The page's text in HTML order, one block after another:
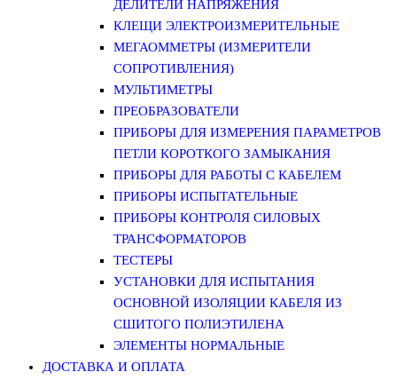
ДЕЛИТЕЛИ НАПРЯЖЕНИЯ
КЛЕЩИ ЭЛЕКТРОИЗМЕРИТЕЛЬНЫЕ
МЕГАОММЕТРЫ (ИЗМЕРИТЕЛИ
СОПРОТИВЛЕНИЯ)
МУЛЬТИМЕТРЫ
ПРЕОБРАЗОВАТЕЛИ
ПРИБОРЫ ДЛЯ ИЗМЕРЕНИЯ ПАРАМЕТРОВ
ПЕТЛИ КОРОТКОГО ЗАМЫКАНИЯ
ПРИБОРЫ ДЛЯ РАБОТЫ С КАБЕЛЕМ
ПРИБОРЫ ИСПЫТАТЕЛЬНЫЕ
ПРИБОРЫ КОНТРОЛЯ СИЛОВЫХ
ТРАНСФОРМАТОРОВ
ТЕСТЕРЫ
УСТАНОВКИ ДЛЯ ИСПЫТАНИЯ
ОСНОВНОЙ ИЗОЛЯЦИИ КАБЕЛЯ ИЗ
СШИТОГО ПОЛИЭТИЛЕНА
ЭЛЕМЕНТЫ НОРМАЛЬНЫЕ
ДОСТАВКА И ОПЛАТА